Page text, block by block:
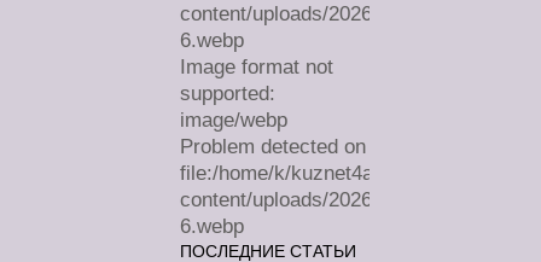
content/uploads/2026/07/sa-
6.webp
Image format not
supported:
image/webp
Problem detected on
file:/home/k/kuznet4a/
content/uploads/2026/07/sa-
6.webp
ПОСЛЕДНИЕ СТАТЬИ